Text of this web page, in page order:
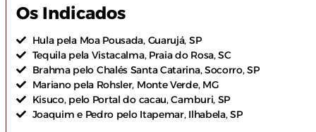
Os Indicados
Hula pela Moa Pousada, Guarujá, SP
Tequila pela Vistacalma, Praia do Rosa, SC
Brahma pelo Chalés Santa Catarina, Socorro, SP
Mariano pela Rohsler, Monte Verde, MG
Kisuco, pelo Portal do cacau, Camburi, SP
Joaquim e Pedro pelo Itapemar, Ilhabela, SP